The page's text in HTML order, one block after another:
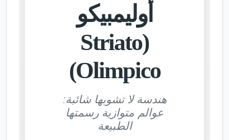
أوليمبيكو
(Striato
Olimpico)
هندسة لا تشوبها شائبة:
عوالم متوازية رسمتها
الطبيعة